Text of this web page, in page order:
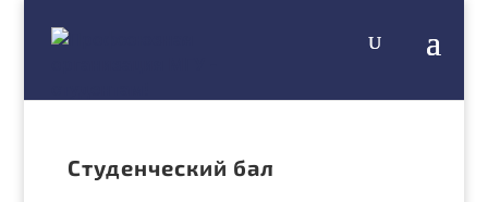
Студенческий бал